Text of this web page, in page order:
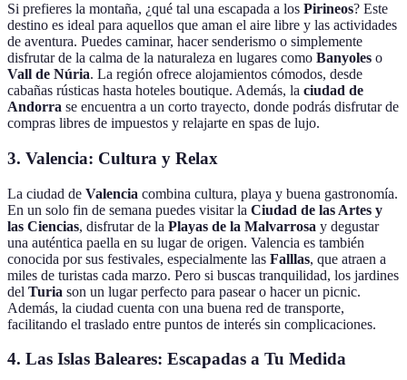
Si prefieres la montaña, ¿qué tal una escapada a los Pirineos? Este
destino es ideal para aquellos que aman el aire libre y las actividades
de aventura. Puedes caminar, hacer senderismo o simplemente
disfrutar de la calma de la naturaleza en lugares como Banyoles o
Vall de Núria. La región ofrece alojamientos cómodos, desde
cabañas rústicas hasta hoteles boutique. Además, la ciudad de
Andorra se encuentra a un corto trayecto, donde podrás disfrutar de
compras libres de impuestos y relajarte en spas de lujo.
3. Valencia: Cultura y Relax
La ciudad de Valencia combina cultura, playa y buena gastronomía.
En un solo fin de semana puedes visitar la Ciudad de las Artes y
las Ciencias, disfrutar de la Playas de la Malvarrosa y degustar
una auténtica paella en su lugar de origen. Valencia es también
conocida por sus festivales, especialmente las Falllas, que atraen a
miles de turistas cada marzo. Pero si buscas tranquilidad, los jardines
del Turia son un lugar perfecto para pasear o hacer un picnic.
Además, la ciudad cuenta con una buena red de transporte,
facilitando el traslado entre puntos de interés sin complicaciones.
4. Las Islas Baleares: Escapadas a Tu Medida